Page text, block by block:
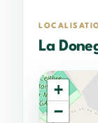
La
+
−